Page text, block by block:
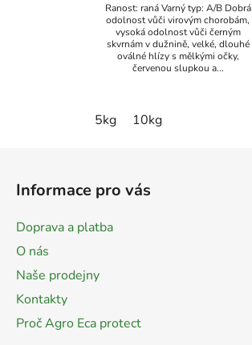
Ranost: raná Varný typ: A/B Dobrá
odolnost vůči virovým chorobám,
vysoká odolnost vůči černým
skvrnám v dužnině, velké, dlouhé
oválné hlízy s mělkými očky,
červenou slupkou a...
5kg 10kg
Informace pro vás
Doprava a platba
O nás
Naše prodejny
Kontakty
Proč Agro Eca protect